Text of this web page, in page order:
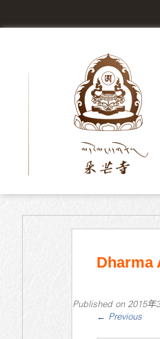
Dharma
Published on 2015年
← Previous